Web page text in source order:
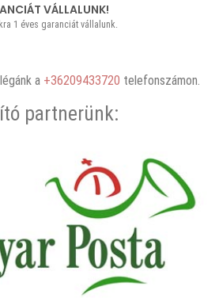
VÁLLALUNK!
1 éves garanciát vállalunk.
a +36209433720 telefonszámon.
partnerünk: